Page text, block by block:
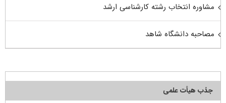
مشاوره انتخاب رشته کارشناسی ارشد
مصاحبه دانشگاه شاهد
جذب هیأت علمی